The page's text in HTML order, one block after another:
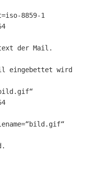
8859-1
der Mail.
eingebettet wird